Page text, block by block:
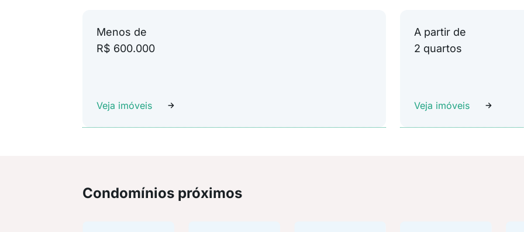
Menos de
R$ 600.000
Veja imóveis
A partir de
2 quartos
Veja imóveis
Condomínios próximos